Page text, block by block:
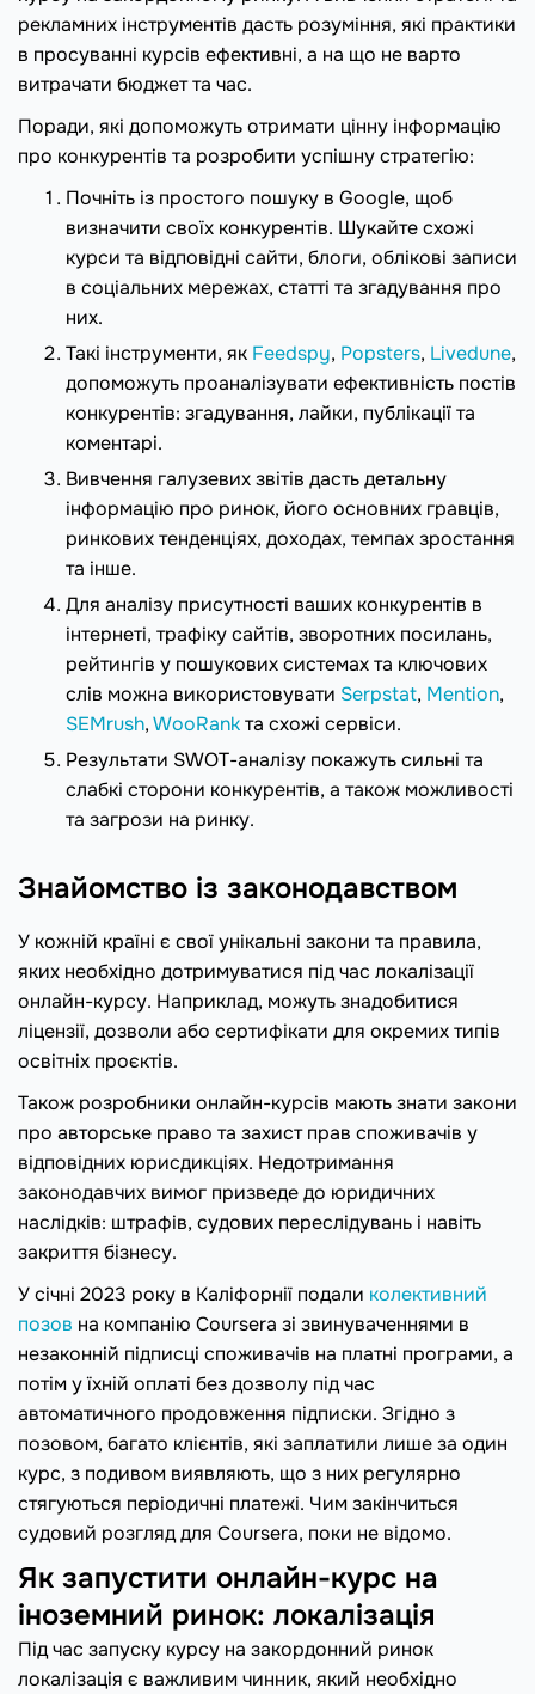
рекламних інструментів дасть розуміння, які практики
в просуванні курсів ефективні, а на що не варто
витрачати бюджет та час.
Поради, які допоможуть отримати цінну інформацію
про конкурентів та розробити успішну стратегію:
Почніть із простого пошуку в Google, щоб
визначити своїх конкурентів. Шукайте схожі
курси та відповідні сайти, блоги, облікові записи
в соціальних мережах, статті та згадування про
них.
Такі інструменти, як Feedspy, Popsters, Livedune,
допоможуть проаналізувати ефективність постів
конкурентів: згадування, лайки, публікації та
коментарі.
Вивчення галузевих звітів дасть детальну
інформацію про ринок, його основних гравців,
ринкових тенденціях, доходах, темпах зростання
та інше.
Для аналізу присутності ваших конкурентів в
інтернеті, трафіку сайтів, зворотних посилань,
рейтингів у пошукових системах та ключових
слів можна використовувати Serpstat, Mention,
SEMrush,WooRankта схожі сервіси.
Результати SWOT-аналізу покажуть сильні та
слабкі сторони конкурентів, а також можливості
та загрози на ринку.
Знайомство із законодавством
У кожній країні є свої унікальні закони та правила,
яких необхідно дотримуватися під час локалізації
онлайн-курсу. Наприклад, можуть знадобитися
ліцензії, дозволи або сертифікати для окремих типів
освітніх проєктів.
Також розробники онлайн-курсів мають знати закони
про авторське право та захист прав споживачів у
відповідних юрисдикціях. Недотримання
законодавчих вимог призведе до юридичних
наслідків: штрафів, судових переслідувань і навіть
закриття бізнесу.
У січні 2023 року в Каліфорнії подали колективний
позов на компанію Coursera зі звинуваченнями в
незаконній підписці споживачів на платні програми, а
потім у їхній оплаті без дозволу під час
автоматичного продовження підписки. Згідно з
позовом, багато клієнтів, які заплатили лише за один
курс, з подивом виявляють, що з них регулярно
стягуються періодичні платежі. Чим закінчиться
судовий розгляд для Coursera, поки не відомо.
Як запустити онлайн-курс на
іноземний ринок: локалізація
Під час запуску курсу на закордонний ринок
локалізація є важливим чинник, який необхідно